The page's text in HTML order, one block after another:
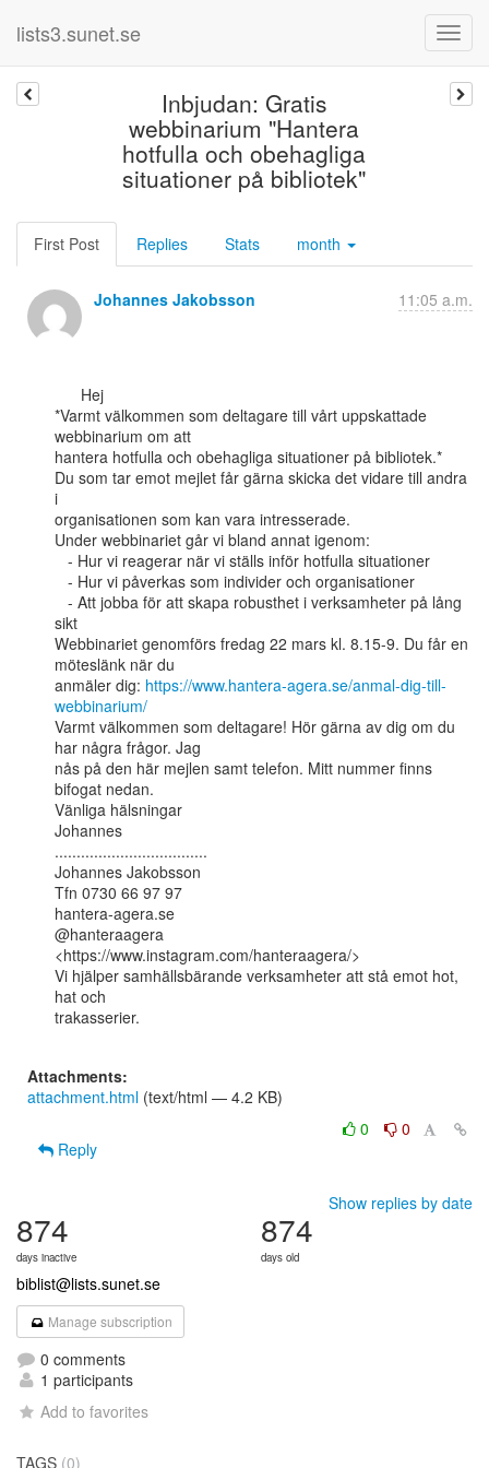
lists3.sunet.se
Inbjudan: Gratis
webbinarium "Hantera
hotfulla och obehagliga
situationer på bibliotek"
First Post Replies Stats month
Johannes Jakobsson 11:05 a.m.
*Varmt välkommen som deltagare till vårt uppskattade
webbinarium om att
hantera hotfulla och obehagliga situationer på bibliotek.*
Du som tar emot mejlet får gärna skicka det vidare till andra
i
organisationen som kan vara intresserade.
Under webbinariet går vi bland annat igenom:
sikt
Webbinariet genomförs fredag 22 mars kl. 8.15-9. Du får en
möteslänk när du
anmäler dig: https://www.hantera-agera.se/anmal-dig-till-
webbinarium/
Varmt välkommen som deltagare! Hör gärna av dig om du
har några frågor. Jag
nås på den här mejlen samt telefon. Mitt nummer finns
bifogat nedan.
Vänliga hälsningar
Johannes
...................................
Johannes Jakobsson
Tfn 0730 66 97 97
hantera-agera.se
@hanteraagera
<https://www.instagram.com/hanteraagera/>
Vi hjälper samhällsbärande verksamheter att stå emot hot,
hat och
trakasserier.
Attachments:
attachment.html (text/html — 4.2 KB)
0
0
Reply
Show replies by date
874
days inactive
874
days old
biblist@lists.sunet.se
Manage subscription
0 comments
1 participants
Add to favorites
TAGS (0)